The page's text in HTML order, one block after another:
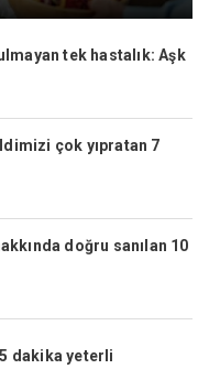
tek hastalık: Aşk
çok yıpratan 7
doğru sanılan 10
dakika yeterli